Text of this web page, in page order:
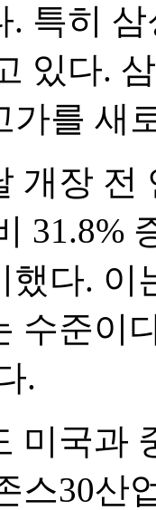
. 특히
있다.
가를 새
개장 전
31.8%
했다. 이
수준이
.
미국과
스30산